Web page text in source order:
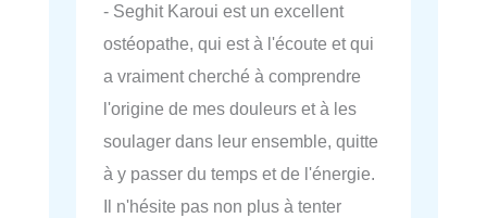
- Seghit Karoui est un excellent
ostéopathe, qui est à l'écoute et qui
a vraiment cherché à comprendre
l'origine de mes douleurs et à les
soulager dans leur ensemble, quitte
à y passer du temps et de l'énergie.
Il n'hésite pas non plus à tenter